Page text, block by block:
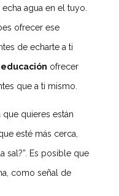
agua en el tuyo.
ofrecer ese
de echarte a ti
educación ofrecer
que a ti mismo.
quieres están
esté más cerca,
sal?”. Es posible que
como señal de